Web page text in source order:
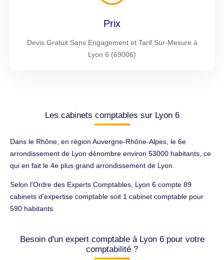
Prix
Devis Gratuit Sans Engagement et Tarif Sur-Mesure à
Lyon 6 (69006)
Les cabinets comptables sur Lyon 6
Dans le Rhône, en région Auvergne-Rhône-Alpes, le 6e
arrondissement de Lyon dénombre environ 53000 habitants, ce
qui en fait le 4e plus grand arrondissement de Lyon.
Selon l'Ordre des Experts Comptables, Lyon 6 compte 89
cabinets d'expertise comptable soit 1 cabinet comptable pour
590 habitants.
Besoin d'un expert comptable à Lyon 6 pour votre
comptabilité ?